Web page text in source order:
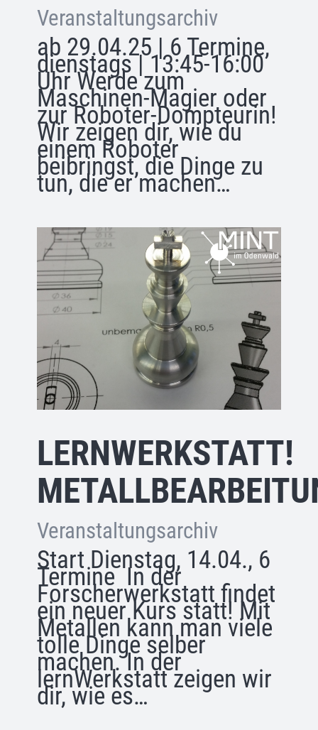
Veranstaltungsarchiv
ab 29.04.25 | 6 Termine,
dienstags | 13:45-16:00
Uhr Werde zum
Maschinen-Magier oder
zur Roboter-Dompteurin!
Wir zeigen dir, wie du
einem Roboter
beibringst, die Dinge zu
tun, die er machen…
LERNWERKSTATT!
Veranstaltungsarchiv
Start Dienstag, 14.04., 6
Termine In der
Forscherwerkstatt findet
ein neuer Kurs statt! Mit
Metallen kann man viele
tolle Dinge selber
machen. In der
lernWerkstatt zeigen wir
dir, wie es…